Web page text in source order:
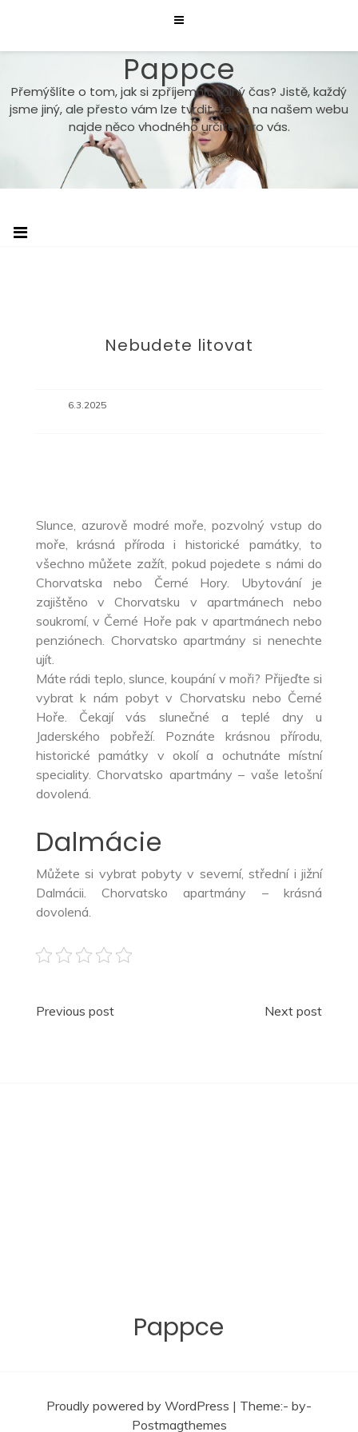
content
Pappce
Přemýšlíte o tom, jak si zpříjemnit volný čas? Jistě, každý
jsme jiný, ale přesto vám lze tvrdit, že se na našem webu
najde něco vhodného určitě i pro vás.
Nebudete litovat
6.3.2025
Slunce, azurově modré moře, pozvolný vstup do
moře, krásná příroda i historické památky, to
všechno můžete zažít, pokud pojedete s námi do
Chorvatska nebo Černé Hory. Ubytování je
zajištěno v Chorvatsku v apartmánech nebo
soukromí, v Černé Hoře pak v apartmánech nebo
penziónech. Chorvatsko apartmány si nenechte
ujít.
Máte rádi teplo, slunce, koupání v moři? Přijeďte si
vybrat k nám pobyt v Chorvatsku nebo Černé
Hoře. Čekají vás slunečné a teplé dny u
Jaderského pobřeží. Poznáte krásnou přírodu,
historické památky v okolí a ochutnáte místní
speciality.Chorvatsko apartmány – vaše letošní
dovolená.
Dalmácie
Můžete si vybrat pobyty v severní, střední i jižní
Dalmácii. Chorvatsko apartmány – krásná
dovolená.
Navigace
Previous post Next post
Pappce
Proudly powered by WordPress | Theme:- by-
Postmagthemes